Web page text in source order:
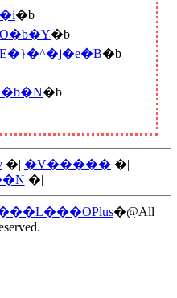
�b
�b
�b
�b
�| �V����� �|
�|
�@All